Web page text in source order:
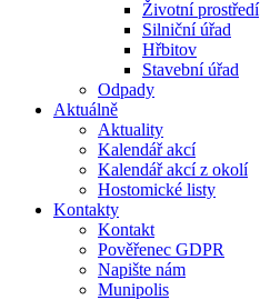
Životní prostředí
Silniční úřad
Hřbitov
Stavební úřad
Odpady
Aktuálně
Aktuality
Kalendář akcí
Kalendář akcí z okolí
Hostomické listy
Kontakty
Kontakt
Pověřenec GDPR
Napište nám
Munipolis